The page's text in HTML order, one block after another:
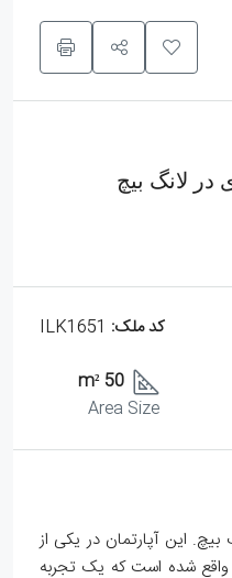
کد ملک:
50 m²
Area Size
متری در لانگ بیچ. این آپارتمان در یکی از
شده است که یک تجربه